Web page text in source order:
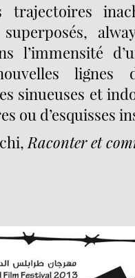
trajectoires
superposés,
l’immensité
sinueuses et
ou d’esquisses
Raconter et